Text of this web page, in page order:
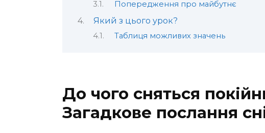
Попередження про майбутнє
Який з цього урок?
Таблиця можливих значень
До чого сняться
Загадкове послання